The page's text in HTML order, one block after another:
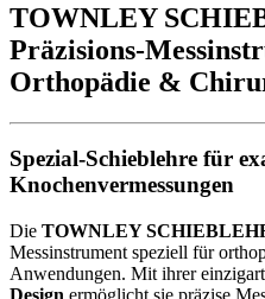
TOWNLEY
Präzisions-
Orthopädie &
Spezial-Schieblehre für
Knochenvermessungen
Die TOWNLEY
Messinstrument speziell für
Anwendungen. Mit ihrer